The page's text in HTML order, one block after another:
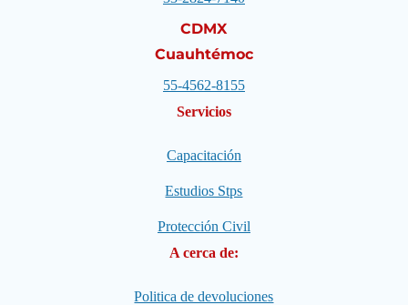
CDMX
Cuauhtémoc
55-4562-8155
Servicios
Capacitación
Estudios Stps
Protección Civil
A cerca de:
Politica de devoluciones